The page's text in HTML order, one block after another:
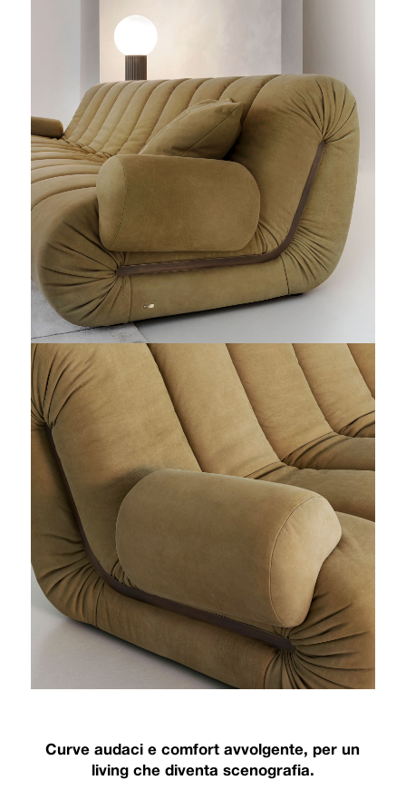
Curve audaci e comfort avvolgente, per un
living che diventa scenografia.